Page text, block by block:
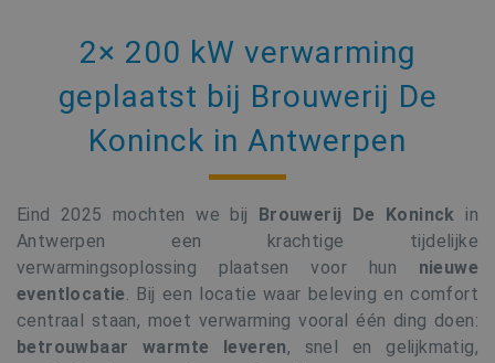
2× 200 kW verwarming
geplaatst bij Brouwerij De
Koninck in Antwerpen
Eind 2025 mochten we bij Brouwerij De Koninck in
Antwerpen een krachtige tijdelijke
verwarmingsoplossing plaatsen voor hun nieuwe
eventlocatie . Bij een locatie waar beleving en comfort
centraal staan, moet verwarming vooral één ding doen:
betrouwbaar warmte leveren, snel en gelijkmatig,